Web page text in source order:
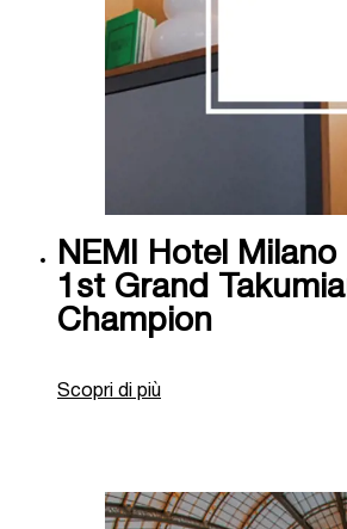
08
Tra le
prenota
Modifica / Cancella
NEMI Hotel
1st Grand
Champion
Scopri di più